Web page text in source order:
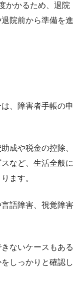
かかるため、退院
院前から準備を進
、障害者手帳の申
成や税金の控除、
など、生活全般に
ます。
語障害、視覚障害
ないケースもある
しっかりと確認し